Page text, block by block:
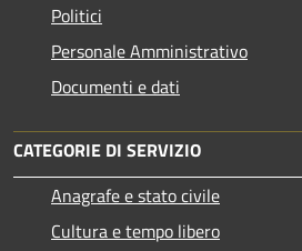
Politici
Personale Amministrativo
Documenti e dati
CATEGORIE DI SERVIZIO
Anagrafe e stato civile
Cultura e tempo libero